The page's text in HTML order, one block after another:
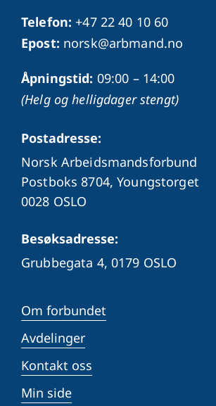
Telefon: +47 22 40 10 60
Epost: norsk@arbmand.no
Åpningstid: 09:00 – 14:00
(Helg og helligdager stengt)
Postadresse:
Norsk Arbeidsmandsforbund
Postboks 8704, Youngstorget
0028 OSLO
Besøksadresse:
Grubbegata 4,0179 OSLO
Om forbundet
Avdelinger
Kontakt oss
Min side